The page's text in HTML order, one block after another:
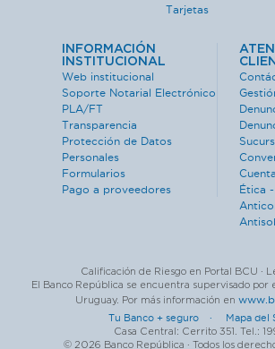
Tarjetas
INFORMACIÓN
INSTITUCIONAL
Web institucional
Soporte Notarial Electrónico
PLA/FT
Transparencia
Protección de Datos
Personales
Formularios
Pago a proveedores
Ética -
Calificación de Riesgo en Portal BCU ·
El Banco República se encuentra supervisado por
Uruguay. Por más información en
Tu Banco + seguro · Mapa del
Casa Central: Cerrito 351. Tel.:
© 2026 Banco República · Todos los